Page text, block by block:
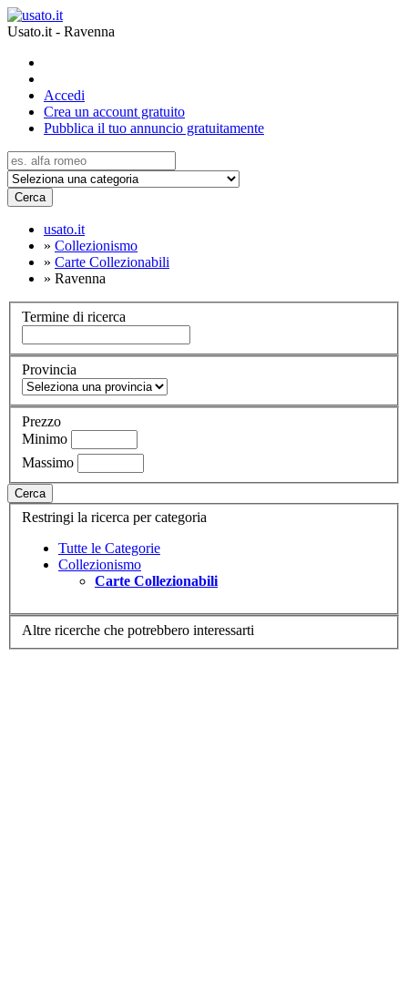
Usato.it - Ravenna
Accedi
Crea un account gratuito
Pubblica il tuo annuncio gratuitamente
Cerca
usato.it
» Collezionismo
» Carte Collezionabili
» Ravenna
Termine di ricerca
Provincia
Prezzo
Minimo
Massimo
Cerca
Restringi la ricerca per categoria
Tutte le Categorie
Collezionismo
Carte Collezionabili
Altre ricerche che potrebbero interessarti